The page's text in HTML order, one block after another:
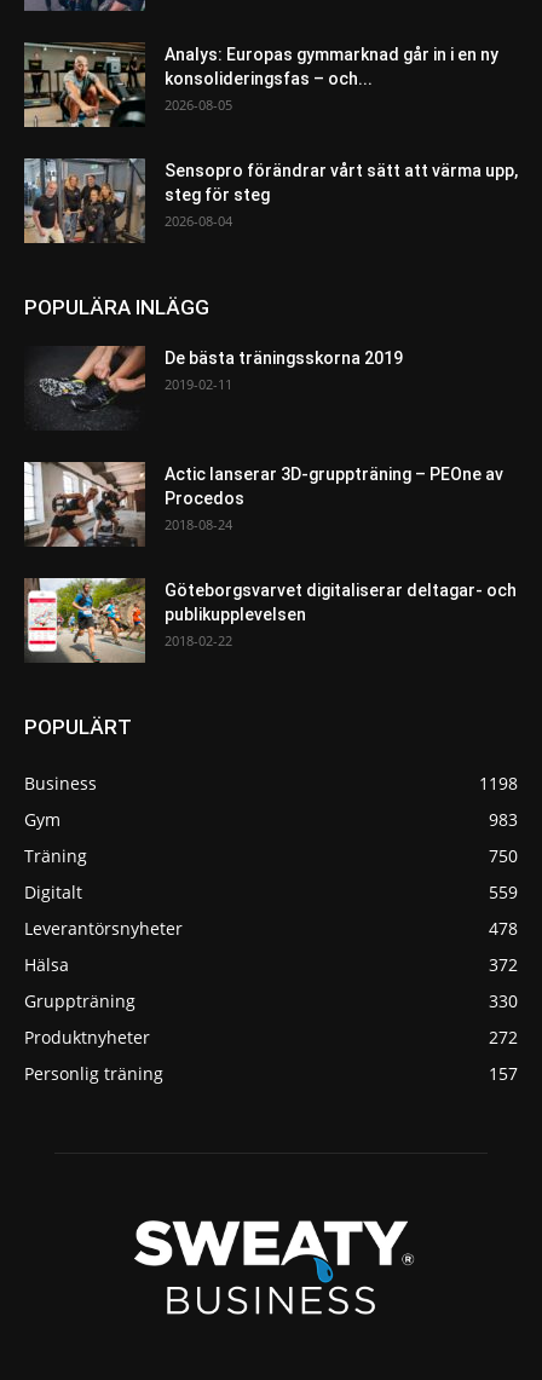
Analys: Europas gymmarknad går in i en ny
konsolideringsfas – och...
2026-08-05
Sensopro förändrar vårt sätt att värma upp,
steg för steg
2026-08-04
POPULÄRA INLÄGG
De bästa träningsskorna 2019
2019-02-11
Actic lanserar 3D-gruppträning – PEOne av
Procedos
2018-08-24
Göteborgsvarvet digitaliserar deltagar- och
publikupplevelsen
2018-02-22
POPULÄRT
Business
1198
Gym
983
Träning
750
Digitalt
559
Leverantörsnyheter
478
Hälsa
372
Gruppträning
330
Produktnyheter
272
Personlig träning
157